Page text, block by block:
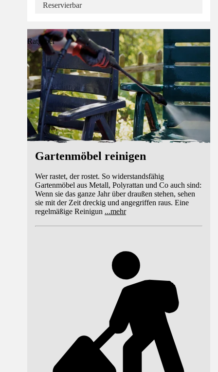
Reservierbar
Ratgeber
Gartenmöbel reinigen
Wer rastet, der rostet. So widerstandsfähig
Gartenmöbel aus Metall, Polyrattan und Co auch sind:
Wenn sie das ganze Jahr über draußen stehen, sehen
sie mit der Zeit dreckig und angegriffen raus. Eine
regelmäßige Reinigun ...mehr